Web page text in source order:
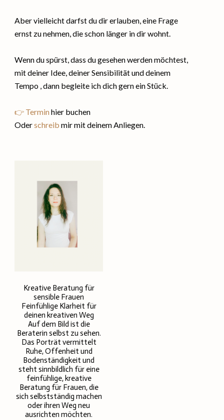
Aber vielleicht darfst du dir erlauben, eine Frage
ernst zu nehmen, die schon länger in dir wohnt.
Wenn du spürst, dass du gesehen werden möchtest,
mit deiner Idee, deiner Sensibilität und deinem
Tempo , dann begleite ich dich gern ein Stück.
👉 Termin hier buchen
Oderschreib mir mit deinem Anliegen.
Kreative Beratung für
sensible Frauen
Feinfühlige Klarheit für
deinen kreativen Weg
Auf dem Bild ist die
Beraterin selbst zu sehen.
Das Porträt vermittelt
Ruhe, Offenheit und
Bodenständigkeit und
steht sinnbildlich für eine
feinfühlige, kreative
Beratung für Frauen, die
sich selbstständig machen
oder ihren Weg neu
ausrichten möchten.